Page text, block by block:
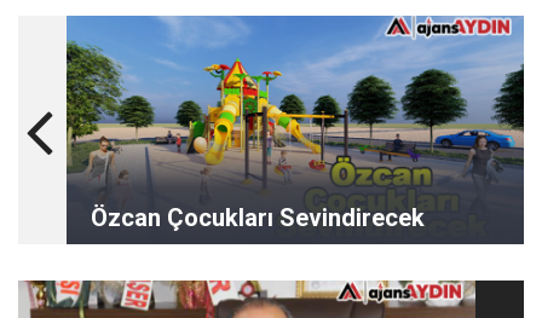
Özcan Çocukları Sevindirecek